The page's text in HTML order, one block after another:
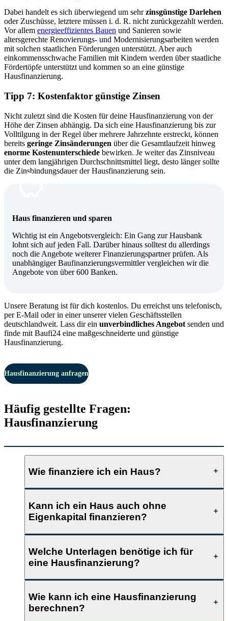
Dabei handelt es sich überwiegend um sehrzinsgünstige Darlehen
oder Zuschüsse, letztere müssen i. d. R. nicht zurückgezahlt werden.
Vor allem energieeffizientes Bauen und Sanieren sowie
altersgerechte Renovierungs- und Modernisierungsarbeiten werden
mit solchen staatlichen Förderungen unterstützt. Aber auch
einkommensschwache Familien mit Kindern werden über staatliche
Fördertöpfe unterstützt und kommen so an eine günstige
Hausfinanzierung.
Tipp 7: Kostenfaktor günstige Zinsen
Nicht zuletzt sind die Kosten für deine Hausfinanzierung von der
Höhe der Zinsen abhängig. Da sich eine Hausfinanzierung bis zur
Volltilgung in der Regel über mehrere Jahrzehnte erstreckt, können
bereits geringe Zinsänderungen über die Gesamtlaufzeit hinweg
enorme Kostenunterschiede bewirken. Je weiter das Zinsniveau
unter dem langjährigen Durchschnittsmittel liegt, desto länger sollte
die Zinsbindungsdauer der Hausfinanzierung sein.
Haus finanzieren und sparen
Wichtig ist ein Angebotsvergleich: Ein Gang zur Hausbank
lohnt sich auf jeden Fall. Darüber hinaus solltest du allerdings
noch die Angebote weiterer Finanzierungspartner prüfen. Als
unabhängiger Baufinanzierungsvermittler vergleichen wir die
Angebote von über 600 Banken.
Unsere Beratung ist für dich kostenlos. Du erreichst uns telefonisch,
per E-Mail oder in einer unserer vielen Geschäftsstellen
deutschlandweit. Lass dir ein unverbindliches Angebot senden und
finde mit Baufi24 eine maßgeschneiderte und günstige
Hausfinanzierung.
Hausfinanzierung anfragen
Häufig gestellte Fragen:
Hausfinanzierung
Wie finanziere ich ein Haus?
Kann ich ein Haus auch ohne
Eigenkapital finanzieren?
Welche Unterlagen benötige ich für
eine Hausfinanzierung?
Wie kann ich eine Hausfinanzierung
berechnen?